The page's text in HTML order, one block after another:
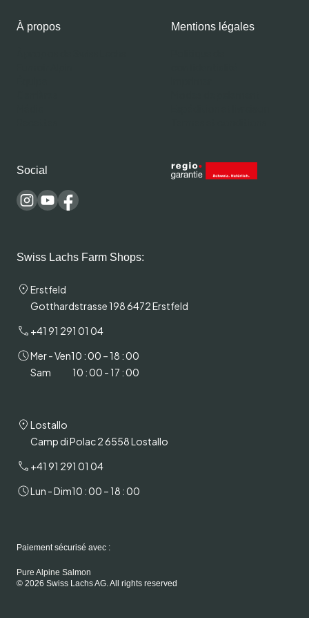
À propos Mentions légales
Social
Swiss Lachs Farm Shops:
Erstfeld
Gotthardstrasse 198 6472 Erstfeld
+41 91 291 01 04
Mer - Ven10 : 00 – 18 : 00
Sam
10 : 00 - 17 : 00
Lostallo
Camp di Polac 2 6558 Lostallo
+41 91 291 01 04
Lun - Dim10 : 00 – 18 : 00
Paiement sécurisé avec :
Pure Alpine Salmon
© 2026 Swiss Lachs AG. All rights reserved